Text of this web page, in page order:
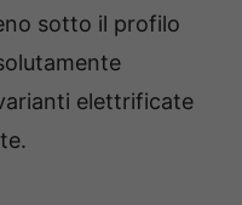
sotto il profilo
elettrificate